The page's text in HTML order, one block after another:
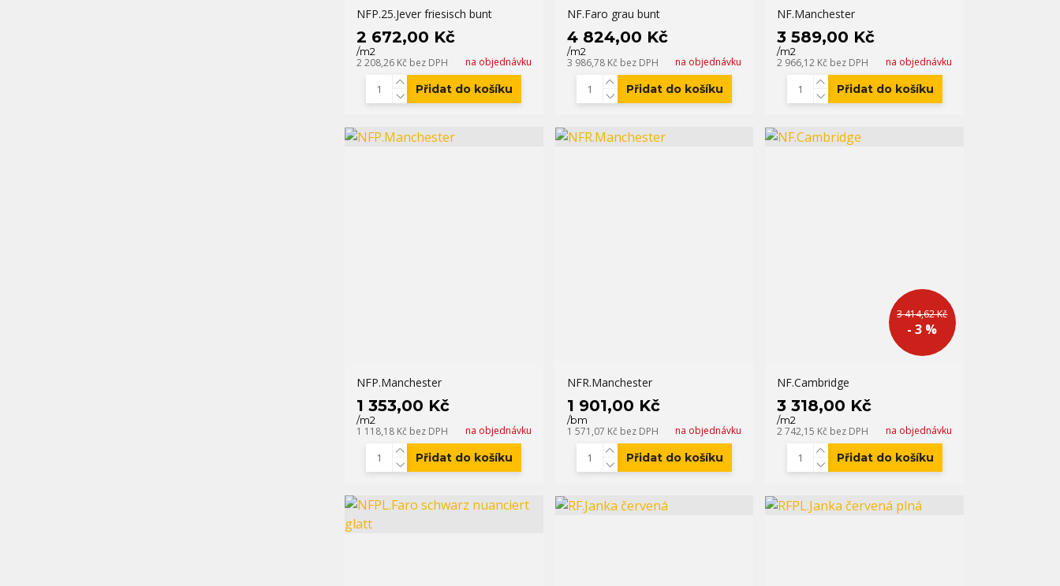
NFP.25.Jever friesisch bunt
2 672,00 Kč
/m2
2 208,26 Kč bez DPH na objednávku
Přidat do košíku
NF.Faro grau bunt
4 824,00 Kč
/m2
3 986,78 Kč bez DPH na objednávku
Přidat do košíku
NF.Manchester
3 589,00 Kč
/m2
2 966,12 Kč bez DPH na objednávku
Přidat do košíku
NFP.Manchester
1 353,00 Kč
/m2
1 118,18 Kč bez DPH na objednávku
Přidat do košíku
NFR.Manchester
1 901,00 Kč
/bm
1 571,07 Kč bez DPH na objednávku
Přidat do košíku
3 414,62 Kč
- 3 %
NF.Cambridge
3 318,00 Kč
/m2
2 742,15 Kč bez DPH na objednávku
Přidat do košíku